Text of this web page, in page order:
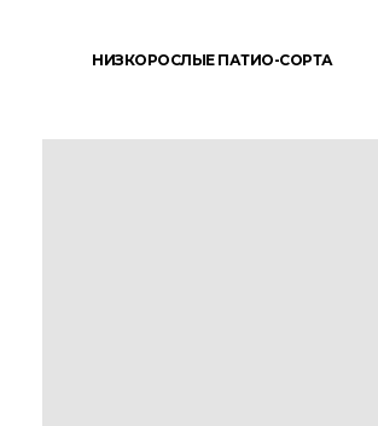
НИЗКОРОСЛЫЕ ПАТИО-СОРТА